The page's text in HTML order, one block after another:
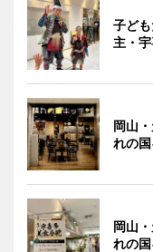
子ど
主・
岡山
れの
岡山
れの